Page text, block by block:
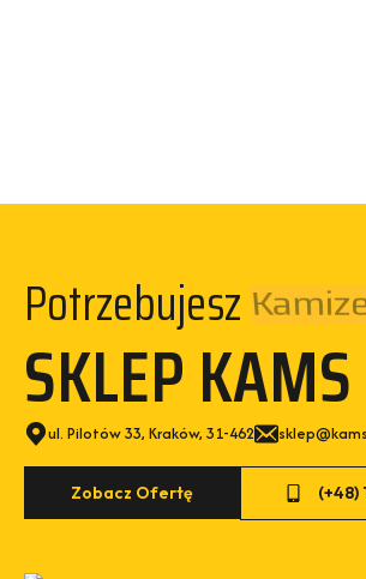
Potrzebujesz
SKLEP
ul. Pilotów 33, Kraków, 31-462
Zobacz Ofertę (+48)